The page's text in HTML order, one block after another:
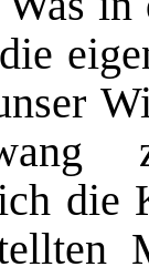
die